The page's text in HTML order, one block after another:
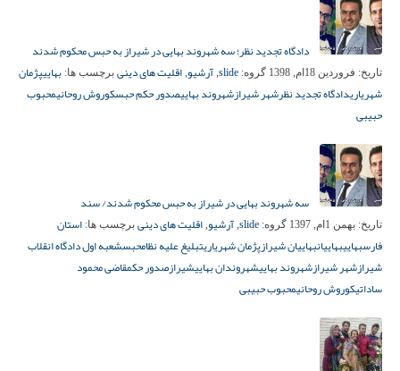
دادگاه تجدید نظر؛ سه شهروند بهایی در شیراز به حبس محکوم شدند
تاریخ: فروردین 18ام, 1398 گروه: slide
, آرشیو, اقلیت های دینی برچسب ها: بهاییپژمان
شهریاریدادگاه تجدید نظرشهر شیرازشهروند بهاییصدور حکم حبسکوروش روحانیمحبوب
حبیبی
سه شهروند بهایی در شیراز به حبس محکوم شدند/ سند
تاریخ: بهمن 1ام, 1397 گروه: slide
, آرشیو, اقلیت های دینی برچسب ها: استان
فارسبهاییبهاییانبهاییان شیرازپژمان شهریاریتبلیغ علیه نظامحبسشعبه اول دادگاه انقلاب
شیرازشهر شیرازشهروند بهاییشهروندان بهاییشیرازصدور حکمقاضی محمود
ساداتیکوروش روحانیمحبوب حبیبی